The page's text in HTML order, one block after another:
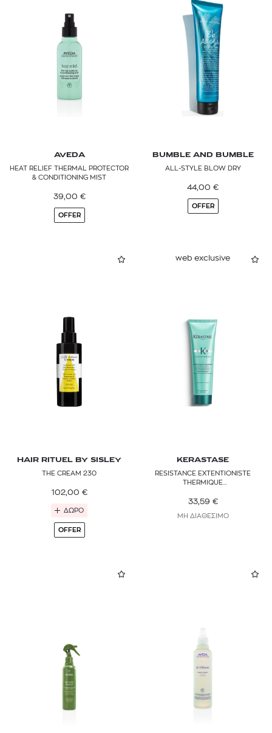
AVEDA
HEAT RELIEF THERMAL PROTECTOR
& CONDITIONING MIST
39,00 €
OFFER
BUMBLE AND BUMBLE
ALL-STYLE BLOW DRY
44,00 €
OFFER
HAIR RITUEL BY SISLEY
THE CREAM 230
102,00 €
ΔΩΡΟ
OFFER
web exclusive
KERASTASE
RESISTANCE EXTENTIONISTE
THERMIQUE
ΓΑΛΑΚΤΩΜΑ ΓΙΑ ΠΙΟ ΜΑΚΡΙΑ &
33,59 €
ΜΗ ΔΙΑΘΕΣΙΜΟ